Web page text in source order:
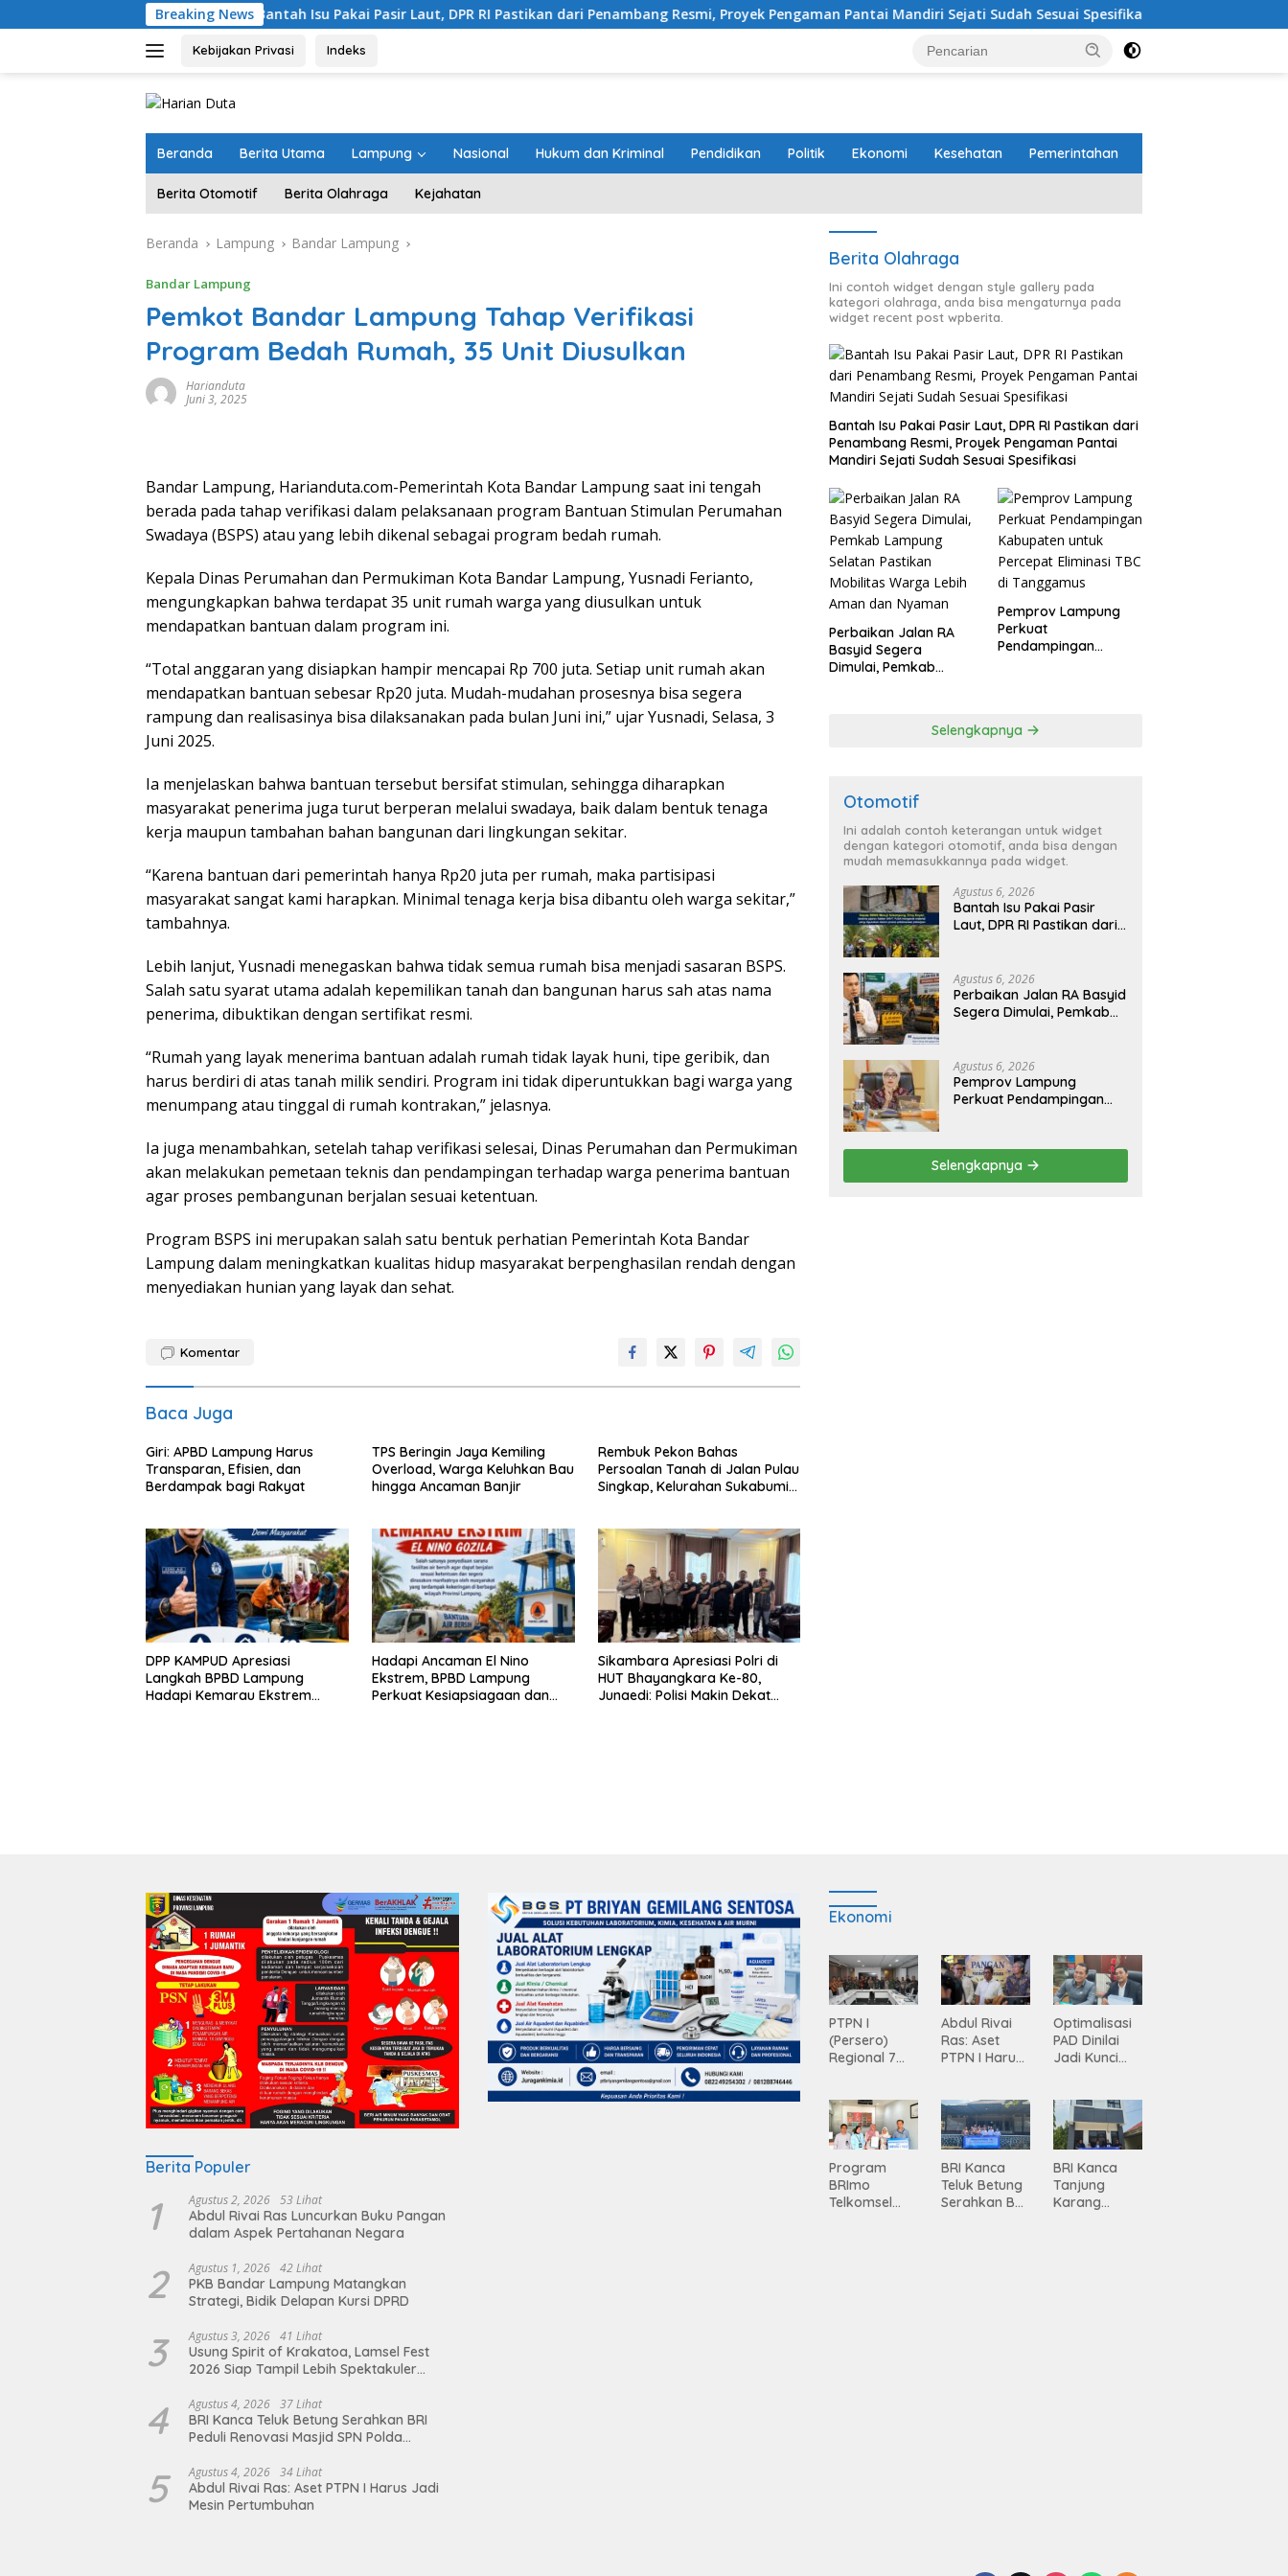
ke
Breaking News
Bantah Isu Pakai Pasir Laut, DPR RI Pastikan dari Penambang Resmi, Proyek Pengaman Pantai Mandiri Sejati Sudah Sesuai Spesifikasi Perbaikan Jalan RA
Kebijakan Privasi Indeks
Beranda Berita Utama Lampung Nasional Hukum dan Kriminal Pendidikan Politik Ekonomi Kesehatan Pemerintahan
Berita Otomotif Berita Olahraga Kejahatan
Beranda Lampung Bandar Lampung
Bandar Lampung
Pemkot Bandar Lampung Tahap Verifikasi
Program Bedah Rumah, 35 Unit Diusulkan
Harianduta
Juni 3, 2025
Bandar Lampung, Harianduta.com-Pemerintah Kota Bandar Lampung saat ini tengah
berada pada tahap verifikasi dalam pelaksanaan program Bantuan Stimulan Perumahan
Swadaya (BSPS) atau yang lebih dikenal sebagai program bedah rumah.
Kepala Dinas Perumahan dan Permukiman Kota Bandar Lampung, Yusnadi Ferianto,
mengungkapkan bahwa terdapat 35 unit rumah warga yang diusulkan untuk
mendapatkan bantuan dalam program ini.
“Total anggaran yang disiapkan hampir mencapai Rp 700 juta. Setiap unit rumah akan
mendapatkan bantuan sebesar Rp20 juta. Mudah-mudahan prosesnya bisa segera
rampung dan realisasinya bisa dilaksanakan pada bulan Juni ini,” ujar Yusnadi, Selasa, 3
Juni 2025.
Ia menjelaskan bahwa bantuan tersebut bersifat stimulan, sehingga diharapkan
masyarakat penerima juga turut berperan melalui swadaya, baik dalam bentuk tenaga
kerja maupun tambahan bahan bangunan dari lingkungan sekitar.
“Karena bantuan dari pemerintah hanya Rp20 juta per rumah, maka partisipasi
masyarakat sangat kami harapkan. Minimal tenaga kerja bisa dibantu oleh warga sekitar,”
tambahnya.
Lebih lanjut, Yusnadi menegaskan bahwa tidak semua rumah bisa menjadi sasaran BSPS.
Salah satu syarat utama adalah kepemilikan tanah dan bangunan harus sah atas nama
penerima, dibuktikan dengan sertifikat resmi.
“Rumah yang layak menerima bantuan adalah rumah tidak layak huni, tipe geribik, dan
harus berdiri di atas tanah milik sendiri. Program ini tidak diperuntukkan bagi warga yang
menumpang atau tinggal di rumah kontrakan,” jelasnya.
Ia juga menambahkan, setelah tahap verifikasi selesai, Dinas Perumahan dan Permukiman
akan melakukan pemetaan teknis dan pendampingan terhadap warga penerima bantuan
agar proses pembangunan berjalan sesuai ketentuan.
Program BSPS ini merupakan salah satu bentuk perhatian Pemerintah Kota Bandar
Lampung dalam meningkatkan kualitas hidup masyarakat berpenghasilan rendah dengan
menyediakan hunian yang layak dan sehat.
Komentar
Baca Juga
Giri: APBD Lampung Harus
Transparan, Efisien, dan
Berdampak bagi Rakyat
TPS Beringin Jaya Kemiling
Overload, Warga Keluhkan Bau
hingga Ancaman Banjir
Rembuk Pekon Bahas
Persoalan Tanah di Jalan Pulau
Singkap, Kelurahan Sukabumi
DPP KAMPUD Apresiasi
Langkah BPBD Lampung
Hadapi Kemarau Ekstrem
Hadapi Ancaman El Nino
Ekstrem, BPBD Lampung
Perkuat Kesiapsiagaan dan
Sikambara Apresiasi Polri di
HUT Bhayangkara Ke-80,
Junaedi: Polisi Makin Dekat
Berita Olahraga
Ini contoh widget dengan style gallery pada
kategori olahraga, anda bisa mengaturnya pada
widget recent post wpberita.
Bantah Isu Pakai Pasir Laut, DPR RI Pastikan dari
Penambang Resmi, Proyek Pengaman Pantai
Mandiri Sejati Sudah Sesuai Spesifikasi
Perbaikan Jalan RA
Basyid Segera
Dimulai, Pemkab
Pemprov Lampung
Perkuat
Pendampingan
Selengkapnya
Otomotif
Ini adalah contoh keterangan untuk widget
dengan kategori otomotif, anda bisa dengan
mudah memasukkannya pada widget.
Agustus 6, 2026
Bantah Isu Pakai Pasir
Laut, DPR RI Pastikan dari
Sejati Sudah Sesuai
Spesifikasi
Agustus 6, 2026
Perbaikan Jalan RA Basyid
Segera Dimulai, Pemkab
Aman dan Nyaman
Agustus 6, 2026
Pemprov Lampung
Perkuat Pendampingan
Tanggamus
Selengkapnya
Berita Populer
1 Agustus 2, 2026 53 Lihat
Abdul Rivai Ras Luncurkan Buku Pangan
dalam Aspek Pertahanan Negara
2 Agustus 1, 2026 42 Lihat
PKB Bandar Lampung Matangkan
Strategi, Bidik Delapan Kursi DPRD
3 Agustus 3, 2026 41 Lihat
Usung Spirit of Krakatoa, Lamsel Fest
2026 Siap Tampil Lebih Spektakuler
Artis Ibu Kota
4 Agustus 4, 2026 37 Lihat
BRI Kanca Teluk Betung Serahkan BRI
Peduli Renovasi Masjid SPN Polda
terhadap Sarana Ibadah
5 Agustus 4, 2026 34 Lihat
Abdul Rivai Ras: Aset PTPN I Harus Jadi
Mesin Pertumbuhan
Ekonomi
PTPN I
(Persero)
Regional 7
Pengamanan
Aset dari
Holding
Abdul Rivai
Ras: Aset
PTPN I Harus
Optimalisasi
PAD Dinilai
Jadi Kunci
n
Infrastruktur
Lampung
Program
BRImo
Telkomsel
BRI Kanca
Teluk Betung
Serahkan BRI
BRI Kanca
Tanjung
Karang